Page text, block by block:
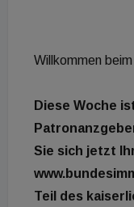
Willkommen
Diese Woche
Sie sich jetzt
Teil des